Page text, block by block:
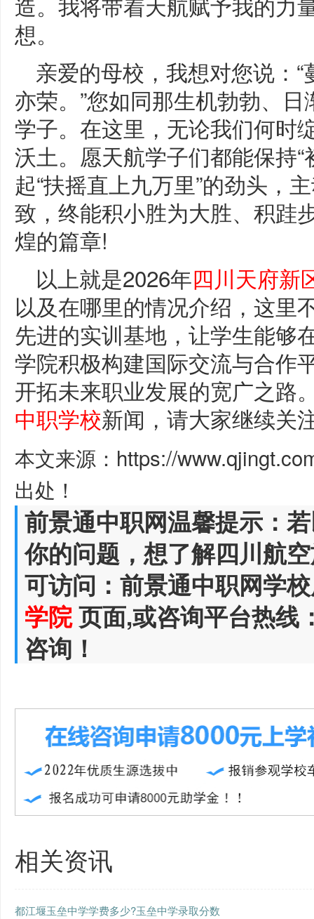
想。
亲爱的母校，我想对您说：
亦荣。”您如同那生机勃勃、
学子。在这里，无论我们何时
沃土。愿天航学子们都能保持
起“扶摇直上九万里”的劲头，
致，终能积小胜为大胜、积跬
煌的篇章!
以上就是2026年四川天府新
以及在哪里的情况介绍，这里
先进的实训基地，让学生能够
学院积极构建国际交流与合作
开拓未来职业发展的宽广之路
中职学校新闻，请大家继续关
本文来源：https://
出处！
前景通中职网温馨提示：
你的问题，想了解四川航
可访问：前景通中职网学
学院页面,或咨询平台热线
咨询！
相关资讯
都江堰玉垒中学学费多少?玉垒中学录取分数